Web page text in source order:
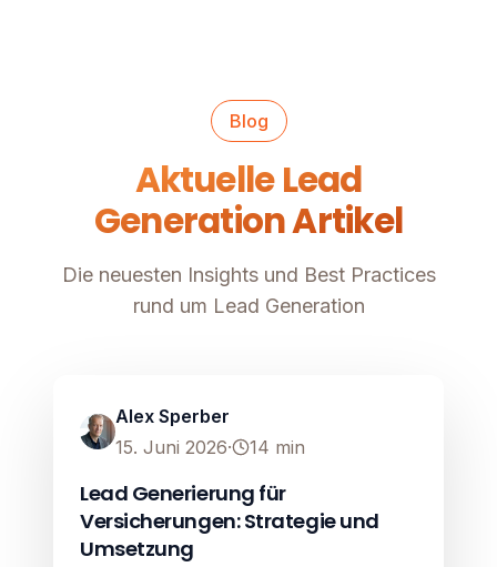
Blog
Aktuelle Lead
Generation Artikel
Die neuesten Insights und Best Practices
rund um Lead Generation
Alex Sperber
15. Juni 2026· 14 min
Lead Generierung für
Versicherungen: Strategie und
Umsetzung